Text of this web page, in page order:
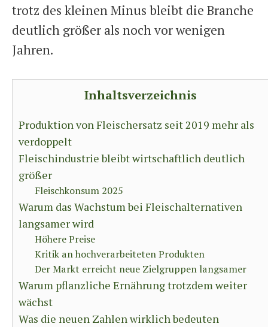
trotz des kleinen Minus bleibt die Branche
deutlich größer als noch vor wenigen
Jahren.
Inhaltsverzeichnis
Produktion von Fleischersatz seit 2019 mehr als
verdoppelt
Fleischindustrie bleibt wirtschaftlich deutlich
größer
Fleischkonsum 2025
Warum das Wachstum bei Fleischalternativen
langsamer wird
Höhere Preise
Kritik an hochverarbeiteten Produkten
Der Markt erreicht neue Zielgruppen langsamer
Warum pflanzliche Ernährung trotzdem weiter
wächst
Was die neuen Zahlen wirklich bedeuten